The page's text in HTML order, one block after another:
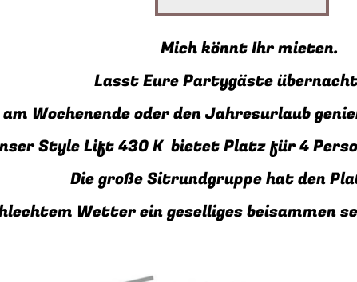
Mich könnt Ihr mieten.
Lasst Eure Partygäste
Wochenende oder den Jahresurlaub
Style Lift 430 K bietet Platz für 4
Die große Sitrundgruppe hat den
Wetter ein geselliges beisammen